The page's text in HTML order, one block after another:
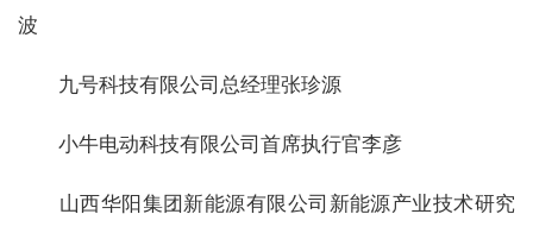
波
九号科技有限公司总经理张珍源
小牛电动科技有限公司首席执行官李彦
山西华阳集团新能源有限公司新能源产业技术研究